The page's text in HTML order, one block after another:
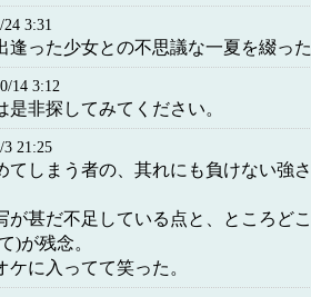
24 3:31
逢った少女との不思議な一夏を綴っ
14 3:12
非探してみてください。
3 21:25
てしまう者の、其れにも負けない強
が甚だ不足している点と、ところど
)が残念。
に入ってて笑った。